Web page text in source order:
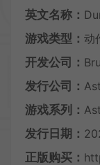
英文名称：
游戏类型： 动
开发公司：
发行公司：
游戏系列：
发行日期：
正版购买：